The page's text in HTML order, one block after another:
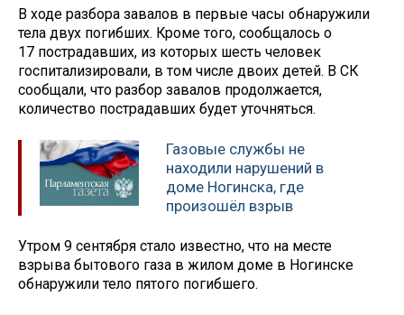
В ходе разбора завалов в первые часы обнаружили
тела двух погибших. Кроме того, сообщалось о
17 пострадавших, из которых шесть человек
госпитализировали, в том числе двоих детей. В СК
сообщали, что разбор завалов продолжается,
количество пострадавших будет уточняться.
Газовые службы не
находили нарушений в
доме Ногинска, где
произошёл взрыв
Утром 9 сентября стало известно, что на месте
взрыва бытового газа в жилом доме в Ногинске
обнаружили тело пятого погибшего.